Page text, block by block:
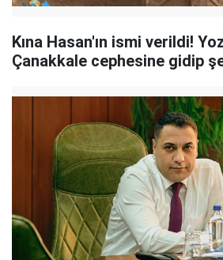
Kına Hasan'ın ismi verildi!
Çanakkale cephesine gidip